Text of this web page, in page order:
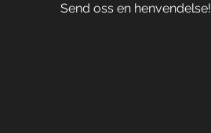
Send oss en henvendelse!